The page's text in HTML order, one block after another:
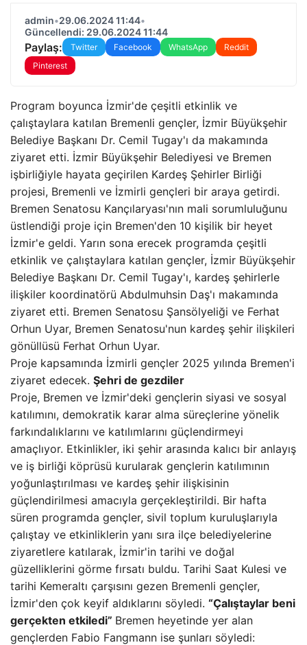
admin•29.06.2024 11:44•
Güncellendi: 29.06.2024 11:44
Paylaş: Twitter Facebook WhatsApp
Reddit
Pinterest
Program boyunca İzmir'de çeşitli etkinlik ve
çalıştaylara katılan Bremenli gençler, İzmir Büyükşehir
Belediye Başkanı Dr. Cemil Tugay'ı da makamında
ziyaret etti. İzmir Büyükşehir Belediyesi ve Bremen
işbirliğiyle hayata geçirilen Kardeş Şehirler Birliği
projesi, Bremenli ve İzmirli gençleri bir araya getirdi.
Bremen Senatosu Kançılaryası'nın mali sorumluluğunu
üstlendiği proje için Bremen'den 10 kişilik bir heyet
İzmir'e geldi. Yarın sona erecek programda çeşitli
etkinlik ve çalıştaylara katılan gençler, İzmir Büyükşehir
Belediye Başkanı Dr. Cemil Tugay'ı, kardeş şehirlerle
ilişkiler koordinatörü Abdulmuhsin Daş'ı makamında
ziyaret etti. Bremen Senatosu Şansölyeliği ve Ferhat
Orhun Uyar, Bremen Senatosu'nun kardeş şehir ilişkileri
gönüllüsü Ferhat Orhun Uyar.
Proje kapsamında İzmirli gençler 2025 yılında Bremen'i
ziyaret edecek. Şehri de gezdiler
Proje, Bremen ve İzmir'deki gençlerin siyasi ve sosyal
katılımını, demokratik karar alma süreçlerine yönelik
farkındalıklarını ve katılımlarını güçlendirmeyi
amaçlıyor. Etkinlikler, iki şehir arasında kalıcı bir anlayış
ve iş birliği köprüsü kurularak gençlerin katılımının
yoğunlaştırılması ve kardeş şehir ilişkisinin
güçlendirilmesi amacıyla gerçekleştirildi. Bir hafta
süren programda gençler, sivil toplum kuruluşlarıyla
çalıştay ve etkinliklerin yanı sıra ilçe belediyelerine
ziyaretlere katılarak, İzmir'in tarihi ve doğal
güzelliklerini görme fırsatı buldu. Tarihi Saat Kulesi ve
tarihi Kemeraltı çarşısını gezen Bremenli gençler,
İzmir'den çok keyif aldıklarını söyledi. “Çalıştaylar beni
gerçekten etkiledi” Bremen heyetinde yer alan
gençlerden Fabio Fangmann ise şunları söyledi: